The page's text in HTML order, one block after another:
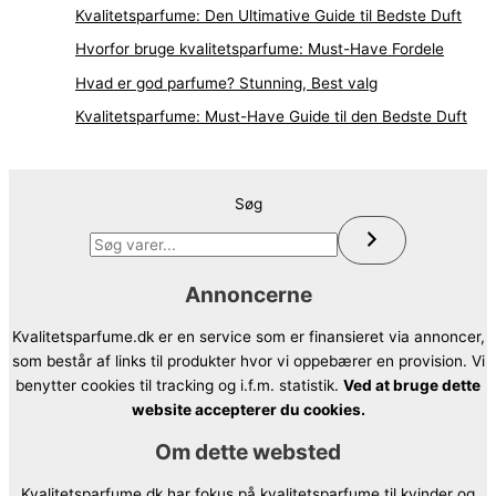
Kvalitetsparfume: Den Ultimative Guide til Bedste Duft
Hvorfor bruge kvalitetsparfume: Must-Have Fordele
Hvad er god parfume? Stunning, Best valg
Kvalitetsparfume: Must-Have Guide til den Bedste Duft
Søg
Annoncerne
Kvalitetsparfume.dk er en service som er finansieret via annoncer,
som består af links til produkter hvor vi oppebærer en provision. Vi
benytter cookies til tracking og i.f.m. statistik. Ved at bruge dette
website accepterer du cookies.
Om dette websted